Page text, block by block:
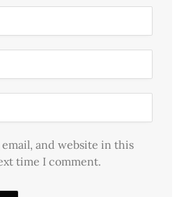
email, and website in this
time I comment.